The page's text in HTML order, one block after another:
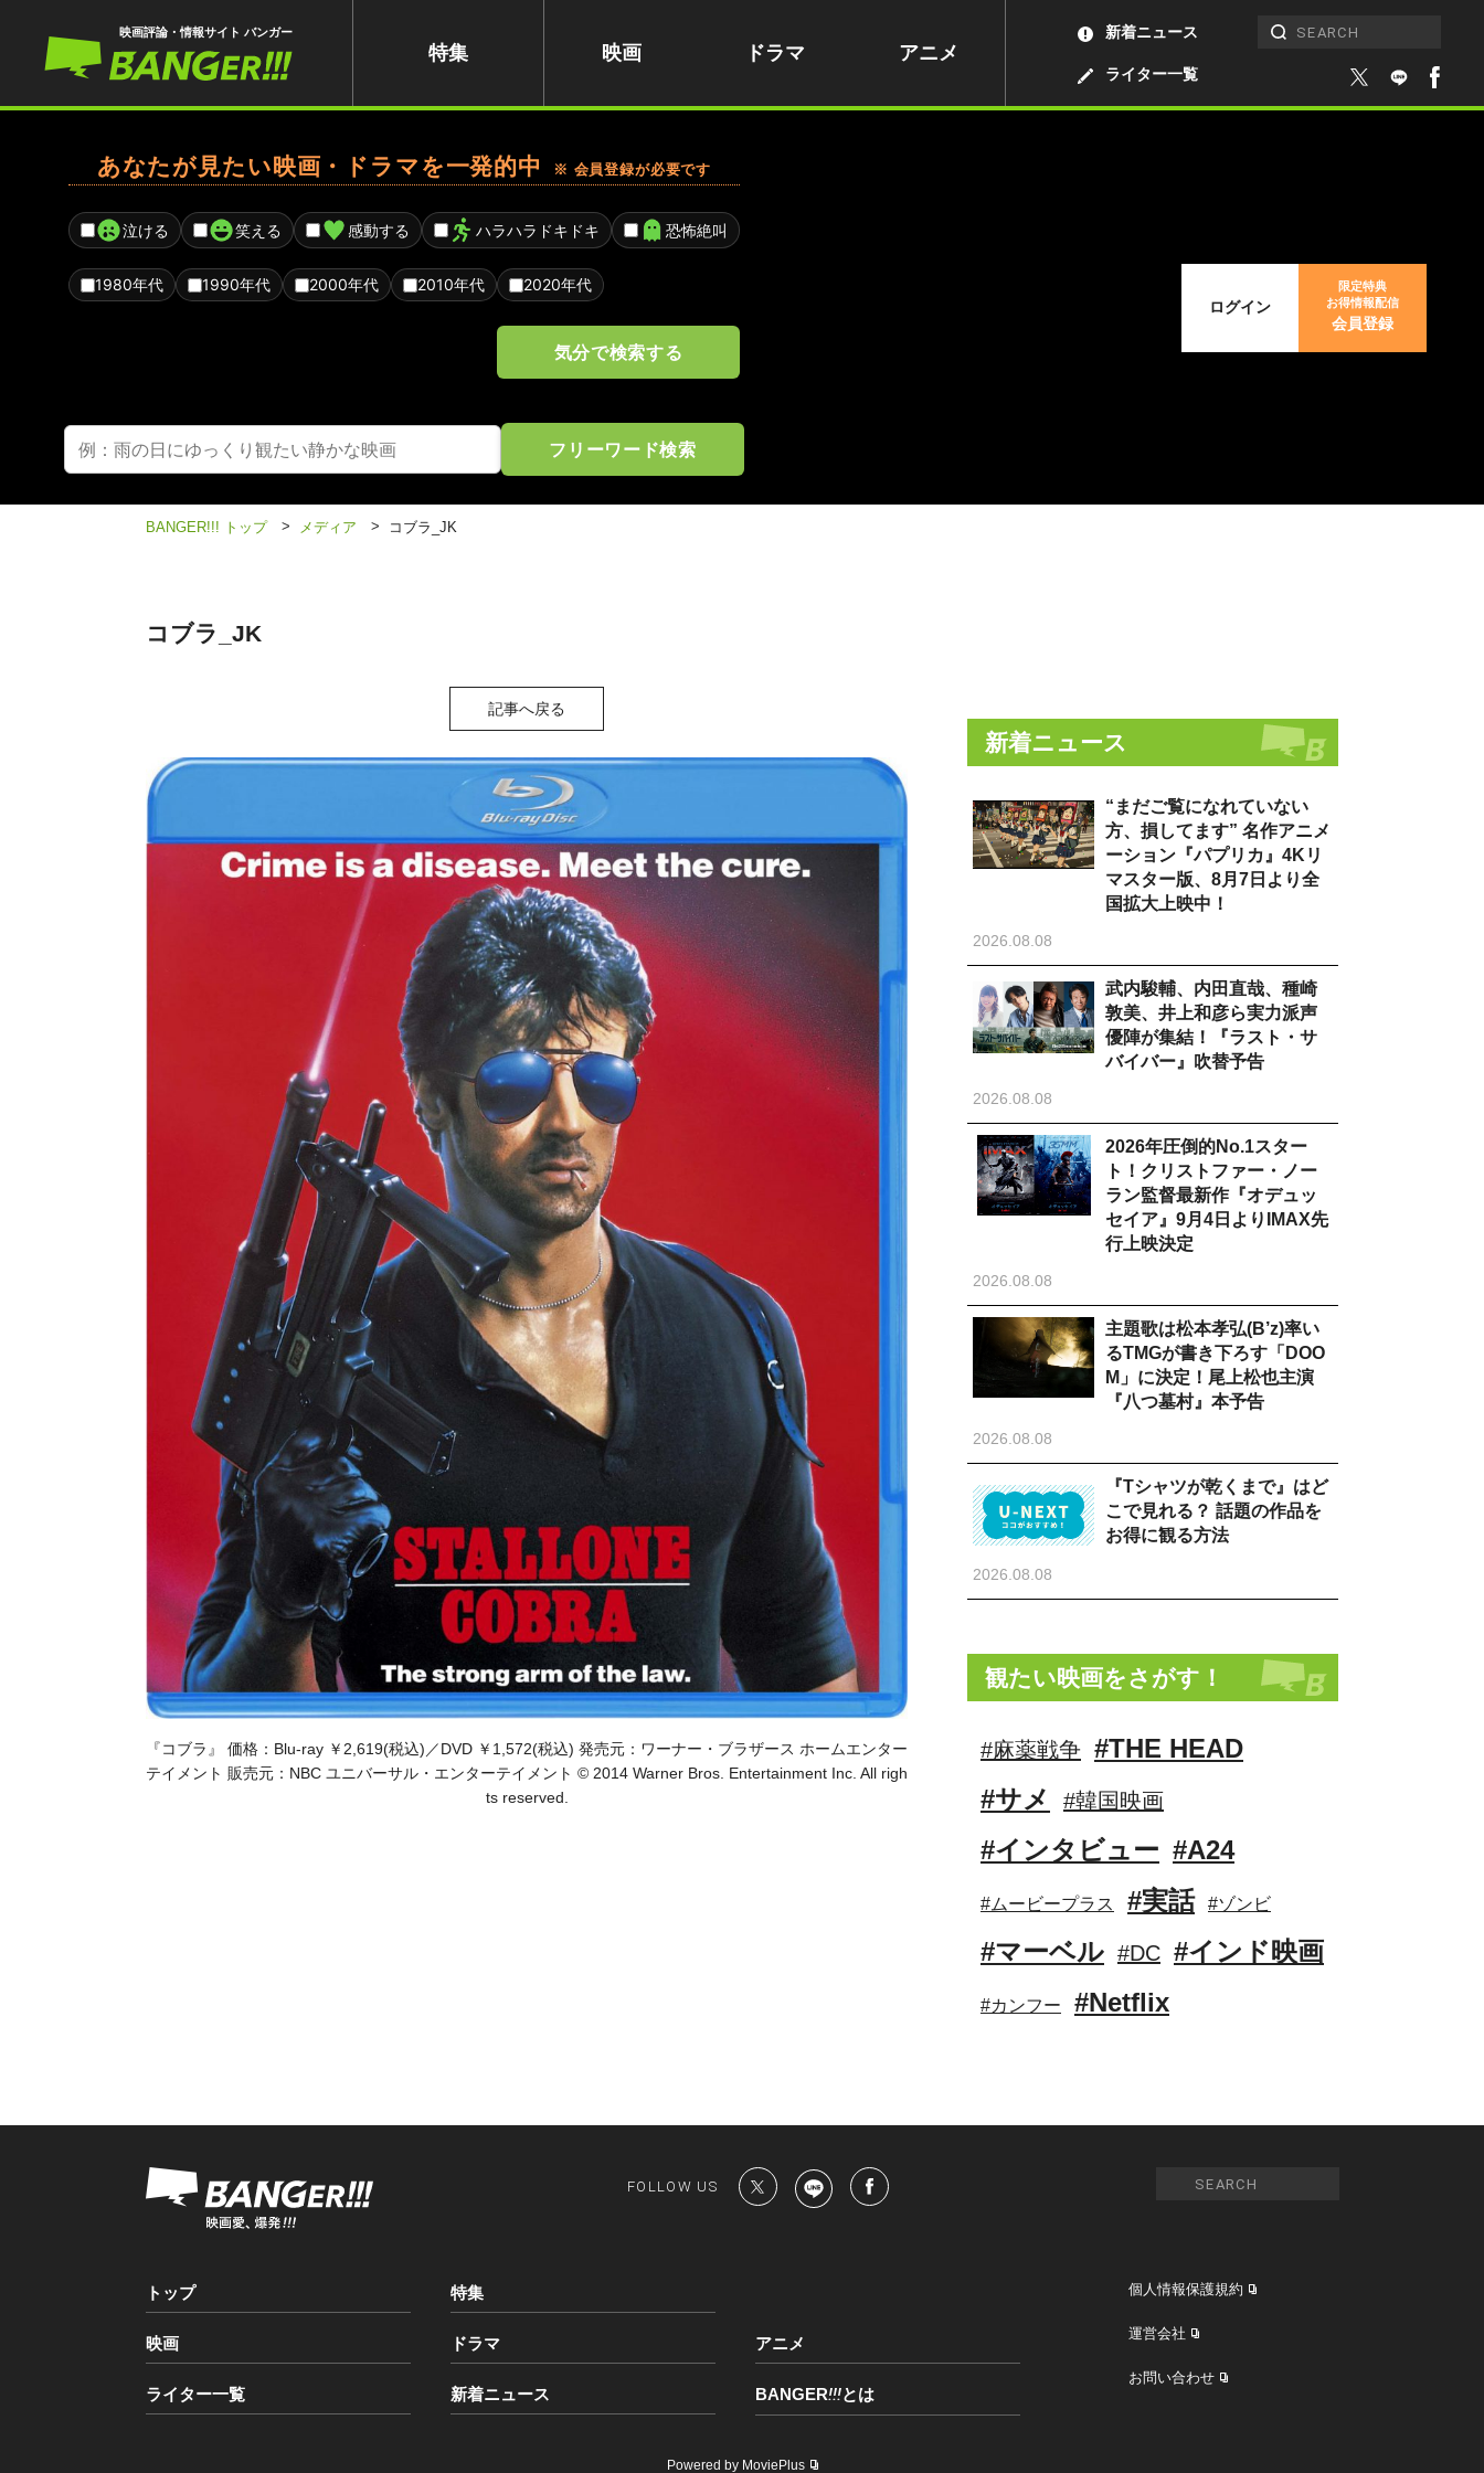
映画評論・情報サイト バンガー
特集 映画 ドラマ アニメ
ライター一覧
新着ニュース
あなたが見たい映画・ドラマを一発的中 ※ 会員登録が必要です
泣ける 笑える 感動する ハラハラドキドキ 恐怖絶叫
1980年代 1990年代 2000年代 2010年代 2020年代
気分で検索する
フリーワード検索
ログイン
限定特典
お得情報配信
会員登録
BANGER!!! トップ > メディア > コブラ_JK
コブラ_JK
記事へ戻る
『コブラ』 価格：Blu-ray ￥2,619(税込)／DVD ￥1,572(税込) 発売元：ワーナー・ブラザース ホームエンター
テイメント 販売元：NBC ユニバーサル・エンターテイメント © 2014 Warner Bros. Entertainment Inc. All righ
ts reserved.
新着ニュース
“まだご覧になれていない
方、損してます” 名作アニメ
ーション『パプリカ』4Kリ
マスター版、8月7日より全
国拡大上映中！
2026.08.08
武内駿輔、内田直哉、種崎
敦美、井上和彦ら実力派声
優陣が集結！『ラスト・サ
バイバー』吹替予告
2026.08.08
2026年圧倒的No.1スター
ト！クリストファー・ノー
ラン監督最新作『オデュッ
セイア』9月4日よりIMAX先
行上映決定
2026.08.08
主題歌は松本孝弘(B’z)率い
るTMGが書き下ろす「DOO
M」に決定！尾上松也主演
『八つ墓村』本予告
2026.08.08
『Tシャツが乾くまで』はど
こで見れる？ 話題の作品を
お得に観る方法
2026.08.08
観たい映画をさがす！
#麻薬戦争 #THE HEAD
#サメ
#韓国映画
#インタビュー #A24
#ムービープラス #実話 #ゾンビ
#マーベル #DC #インド映画
#カンフー #Netflix
FOLLOW US
トップ 特集
映画 ドラマ アニメ
ライター一覧 新着ニュース BANGER!!!とは
個人情報保護規約
運営会社
お問い合わせ
Powered by MoviePlus